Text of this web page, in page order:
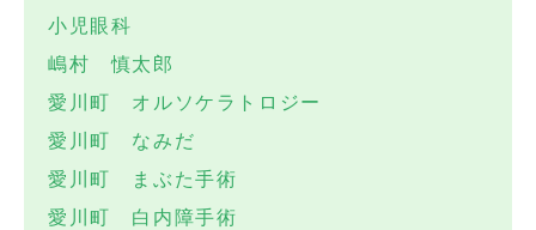
小児眼科
嶋村 慎太郎
愛川町 オルソケラトロジー
愛川町 なみだ
愛川町 まぶた手術
愛川町 白内障手術